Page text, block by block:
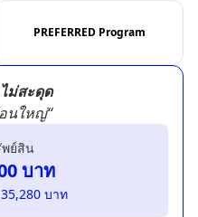
PREFERRED Program
ม่สะดุด
นใหญ่“
พย์สิน
บาท
35,280 บาท